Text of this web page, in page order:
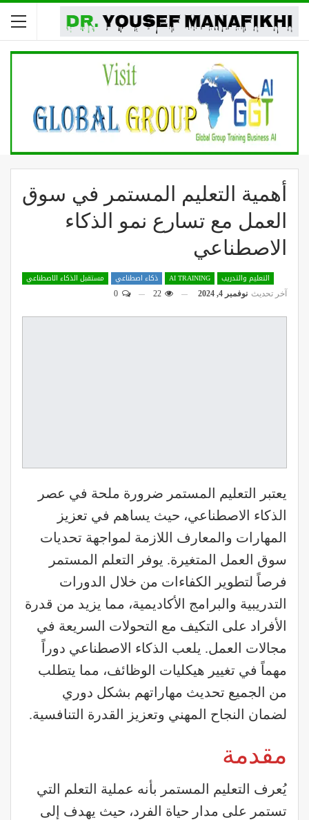
أهمية التعليم المستمر في سوق
العمل مع تسارع نمو الذكاء
الاصطناعي
التعليم والتدريب AI TRAINING ذكاء اصطناعي مستقبل الذكاء الاصطناعي
آخر تحديث نوفمبر 4, 2024
يعتبر التعليم المستمر ضرورة ملحة في عصر
الذكاء الاصطناعي، حيث يساهم في تعزيز
المهارات والمعارف اللازمة لمواجهة تحديات
سوق العمل المتغيرة. يوفر التعلم المستمر
فرصاً لتطوير الكفاءات من خلال الدورات
التدريبية والبرامج الأكاديمية، مما يزيد من قدرة
الأفراد على التكيف مع التحولات السريعة في
مجالات العمل. يلعب الذكاء الاصطناعي دوراً
مهماً في تغيير هيكليات الوظائف، مما يتطلب
من الجميع تحديث مهاراتهم بشكل دوري
لضمان النجاح المهني وتعزيز القدرة التنافسية.
مقدمة
يُعرف التعليم المستمر بأنه عملية التعلم التي
تستمر على مدار حياة الفرد، حيث يهدف إلى